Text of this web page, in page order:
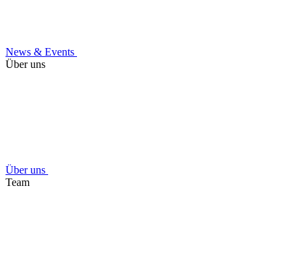
News & Events
Über uns
Über uns
Team